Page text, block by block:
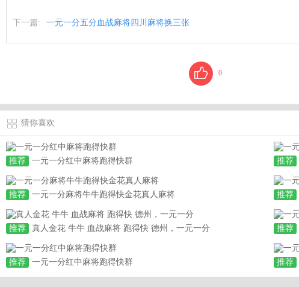
下一篇: 一元一分五分血战麻将四川麻将换三张
0
猜你喜欢
推荐 一元一分红中麻将跑得快群 推荐
推荐 一元一分麻将牛牛跑得快金花真人麻将 推荐
推荐 真人金花 牛牛 血战麻将 跑得快 德州，一元一分 推荐
推荐 一元一分红中麻将跑得快群 推荐